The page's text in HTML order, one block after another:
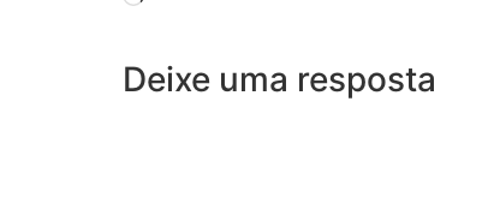
Deixe uma resposta